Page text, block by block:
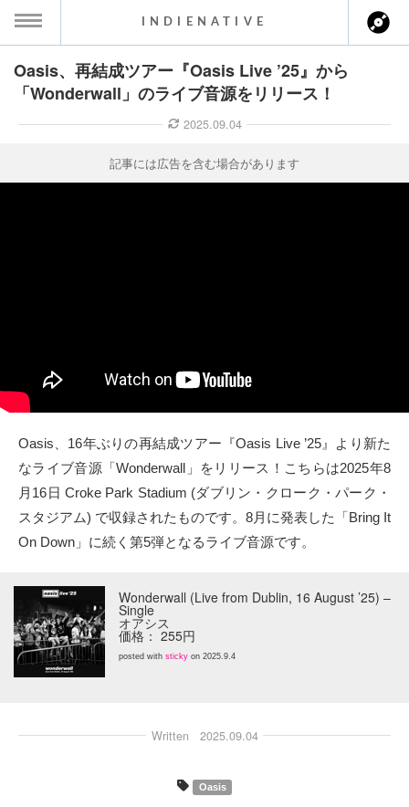
MENU
ト
クト
SOCIAL
Twitter
instagram
Tumblr
INDIENATIVE
Oasis、再結成ツアー『Oasis Live ’25』から
「Wonderwall」のライブ音源をリリース！
2025.09.04
記事には広告を含む場合があります
Oasis、16年ぶりの再結成ツアー『Oasis Live ’25』より新た
なライブ音源「Wonderwall」をリリース！こちらは2025年8
月16日 Croke Park Stadium (ダブリン・クローク・パーク・
スタジアム) で収録されたものです。8月に発表した「Bring It
On Down」に続く第5弾となるライブ音源です。
Wonderwall (Live from Dublin, 16 August ’25) –
Single
オアシス
価格： 255円
posted with sticky on 2025.9.4
Written 2025.09.04
Oasis